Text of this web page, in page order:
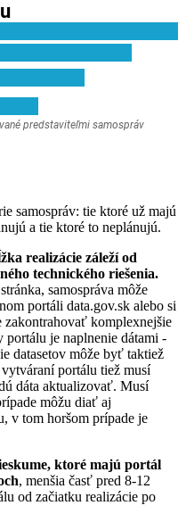
samospráv: tie ktoré už majú
a tie ktoré to neplánujú.
realizácie záleží od
technického riešenia.
samospráva môže
portáli data.gov.sk alebo si
komplexnejšie
portálu je naplnenie dátami -
datasetov môže byť taktiež
portálu tiež musí
dáta aktualizovať. Musí
môžu diať aj
v tom horšom prípade je
ktoré majú portál
, menšia časť pred 8-12
od začiatku realizácie po